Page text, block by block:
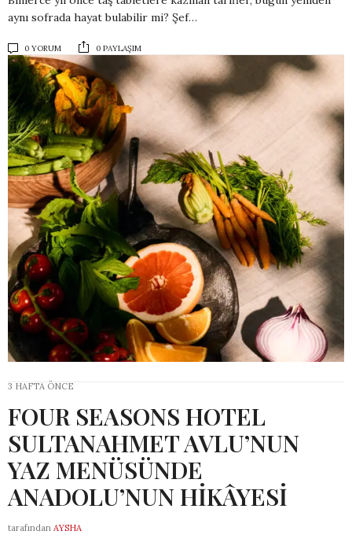
aynı sofrada hayat bulabilir mi? Şef…
0 YORUM 0 PAYLAŞIM
3 HAFTA ÖNCE
FOUR SEASONS HOTEL
SULTANAHMET AVLU’NUN
YAZ MENÜSÜNDE
ANADOLU’NUN HİKÂYESİ
tarafından AYSHA